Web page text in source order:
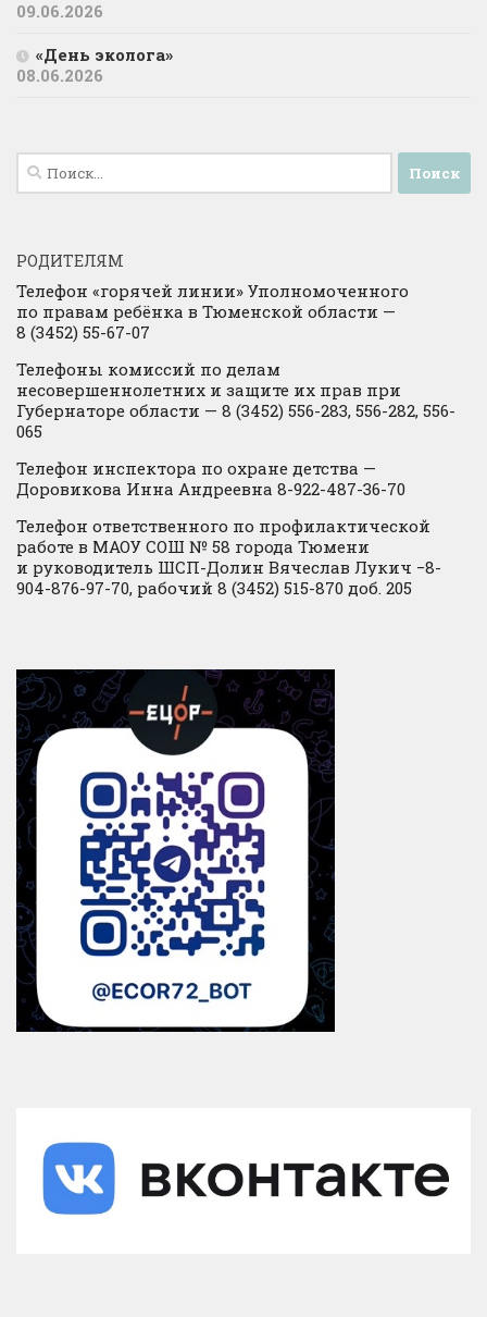
09.06.2026
«День эколога»
08.06.2026
Найти:
РОДИТЕЛЯМ
Телефон «горячей линии» Уполномоченного
по правам ребёнка в Тюменской области —
8 (3452) 55-67-07
Телефоны комиссий по делам
несовершеннолетних и защите их прав при
Губернаторе области — 8 (3452) 556-283, 556-282, 556-
065
Телефон инспектора по охране детства —
Доровикова Инна Андреевна 8-922-487-36-70
Телефон ответственного по профилактической
работе в МАОУ СОШ № 58 города Тюмени
и руководитель ШСП-Долин Вячеслав Лукич −8-
904-876-97-70, рабочий 8 (3452) 515-870 доб. 205